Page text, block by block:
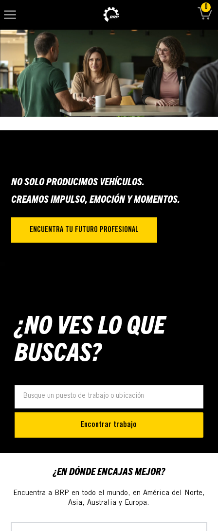
0
-
-
NO SOLO PRODUCIMOS VEHÍCULOS.
CREAMOS IMPULSO, EMOCIÓN Y MOMENTOS.
ENCUENTRA TU FUTURO PROFESIONAL
¿NO VES LO QUE
BUSCAS?
Encontrar trabajo
¿EN DÓNDE ENCAJAS MEJOR?
Encuentra a BRP en todo el mundo, en América del Norte,
Asia, Australia y Europa.